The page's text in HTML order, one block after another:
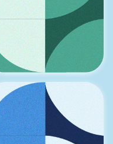
Kwaliteiten